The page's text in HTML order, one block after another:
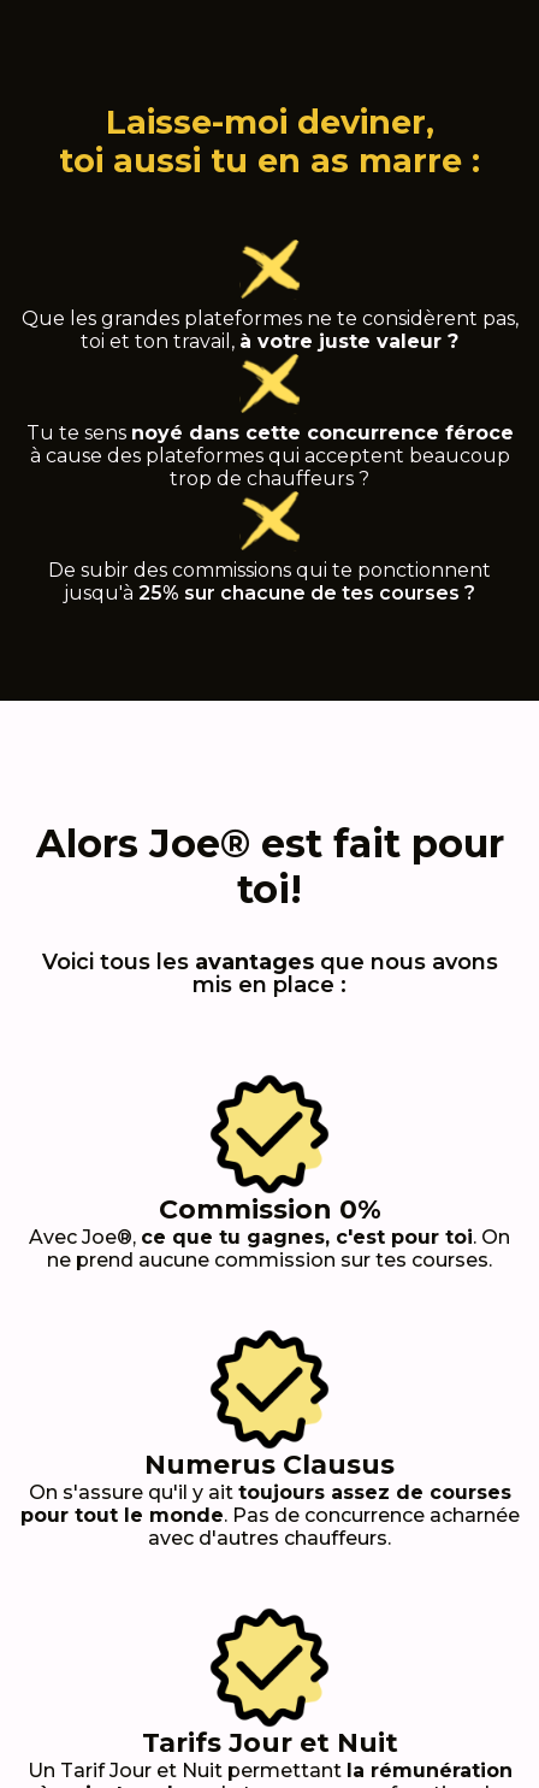
Laisse-moi deviner,
toi aussi tu en as marre :
Que les grandes plateformes ne te considèrent pas,
toi et ton travail, à votre juste valeur ?
Tu te sens noyé dans cette concurrence féroce
à cause des plateformes qui acceptent beaucoup
trop de chauffeurs ?
De subir des commissions qui te ponctionnent
jusqu'à 25% sur chacune de tes courses ?
Alors Joe® est fait pour
toi!
Voici tous les avantages que nous avons
mis en place :
Commission 0%
Avec Joe®, ce que tu gagnes, c'est pour toi. On
ne prend aucune commission sur tes courses.
Numerus Clausus
On s'assure qu'il y ait toujours assez de courses
pour tout le monde. Pas de concurrence acharnée
avec d'autres chauffeurs.
Tarifs Jour et Nuit
Un Tarif Jour et Nuit permettant la rémunération